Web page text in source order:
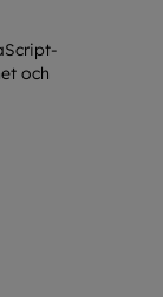
och